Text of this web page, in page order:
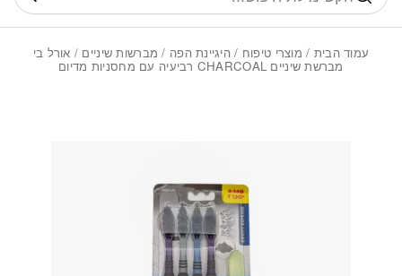
עמוד הבית / מוצרי טיפוח / היגיינת הפה / מברשות שיניים / אורל בי
מברשת שיניים CHARCOAL רביעיה עם מחסניות מדיום